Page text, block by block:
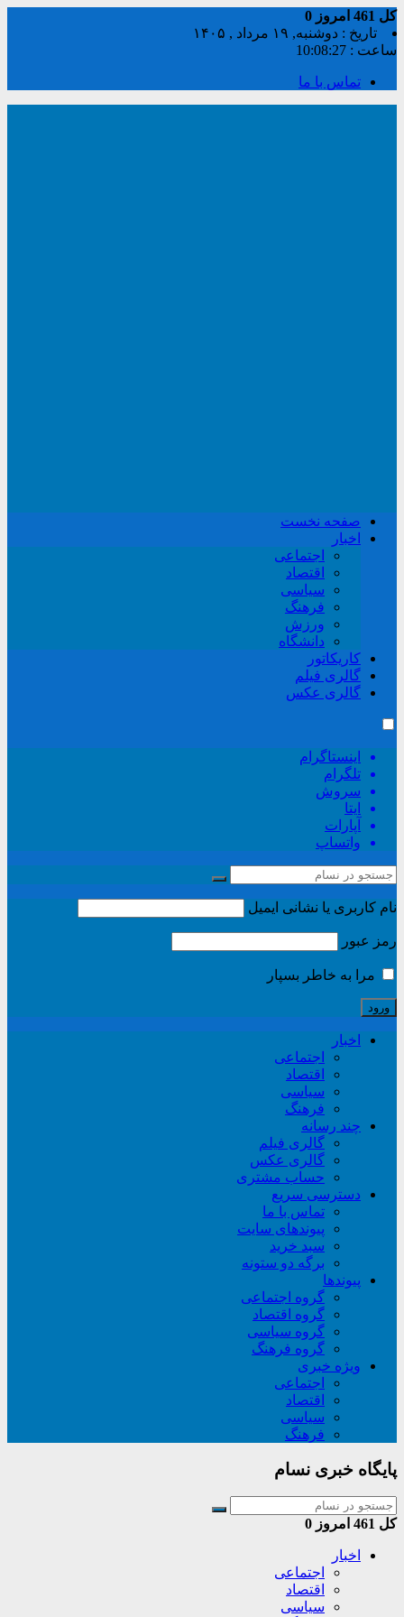
کل امروز 0
تاریخ : دوشنبه, ۱۹ مرداد , ۱۴۰۵
ساعت : 10:08:27
تماس با ما
صفحه نخست
اخبار
اجتماعی
اقتصاد
سیاسی
فرهنگ
ورزش
دانشگاه
کاریکاتور
گالری فیلم
گالری عکس
اینستاگرام
تلگرام
سروش
ایتا
آپارات
واتساپ
نام کاربری یا نشانی ایمیل
رمز عبور
مرا به خاطر بسپار
اخبار
اجتماعی
اقتصاد
سیاسی
فرهنگ
چند رسانه
گالری فیلم
گالری عکس
حساب مشتری
دسترسی سریع
تماس با ما
پیوندهای سایت
سبد خريد
برگه دو ستونه
پیوندها
گروه اجتماعی
گروه اقتصاد
گروه سیاسی
گروه فرهنگ
ویژه خبری
اجتماعی
اقتصاد
سیاسی
فرهنگ
پایگاه خبری نسام
کل امروز 0
اخبار
اجتماعی
اقتصاد
سیاسی